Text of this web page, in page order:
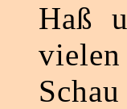
Haß